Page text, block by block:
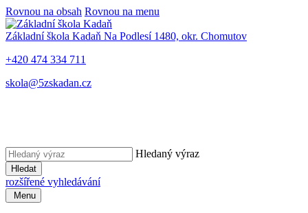
Rovnou na obsah Rovnou na menu
Základní škola Kadaň Na Podlesí 1480, okr. Chomutov
+420 474 334 711
skola@5zskadan.cz
Hledaný výraz
Hledat
rozšířené vyhledávání
Menu